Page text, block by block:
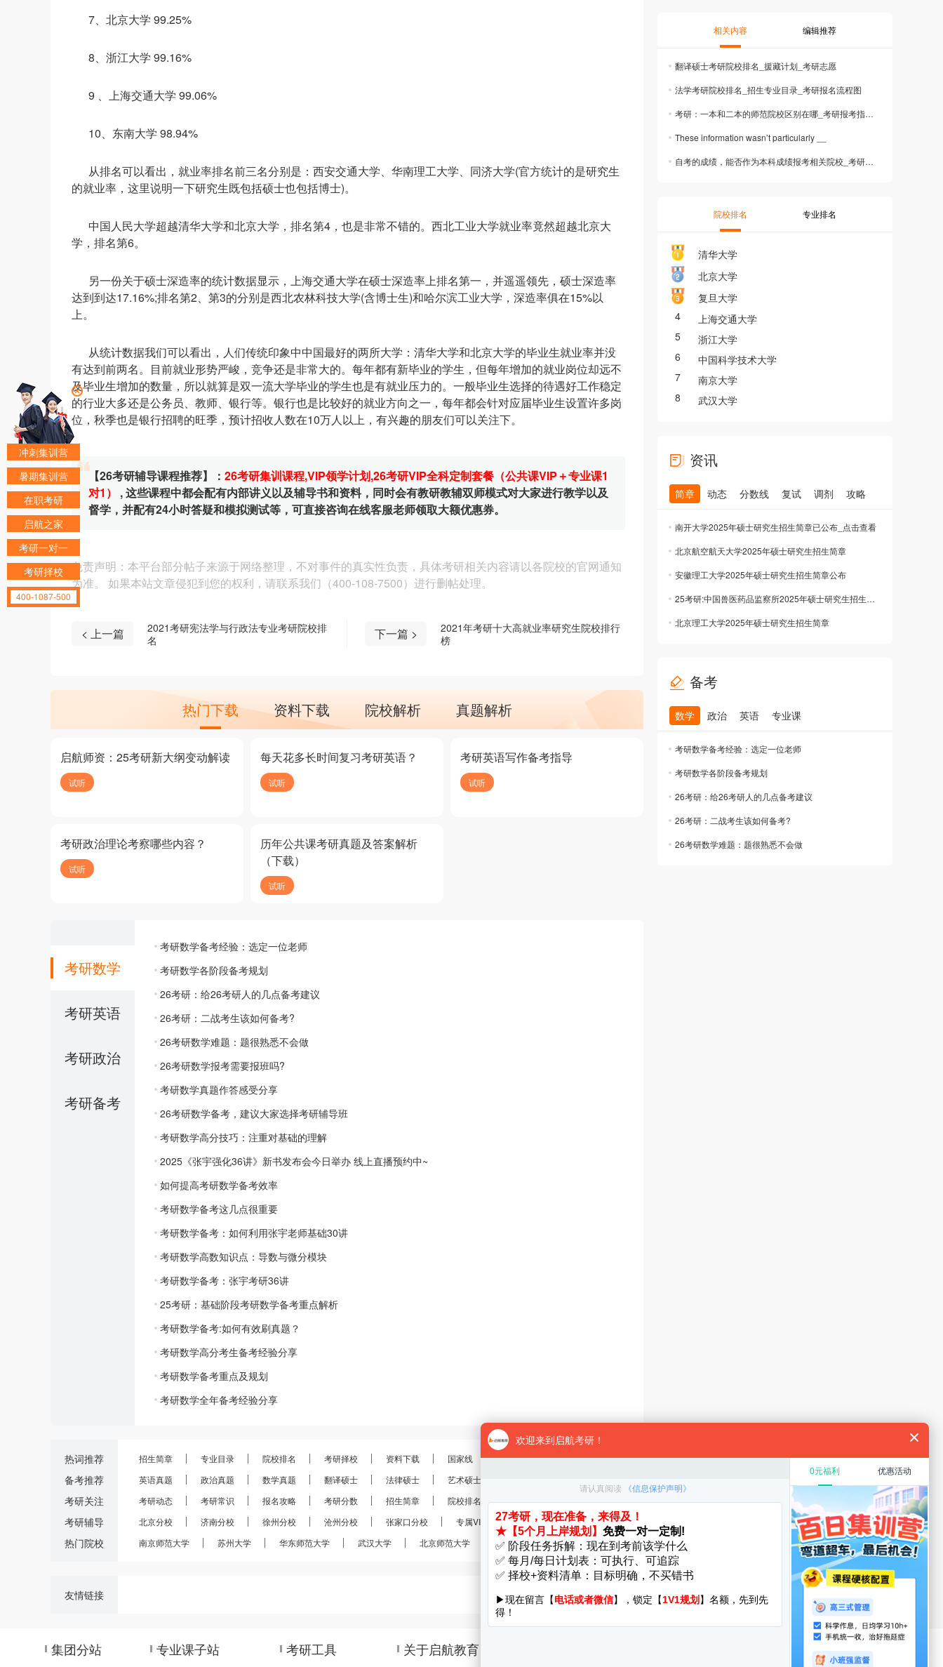
7、北京大学 99.25%
8、浙江大学 99.16%
9 、上海交通大学 99.06%
10、东南大学 98.94%
从排名可以看出，就业率排名前三名分别是：西安交通大学、华南理工大学、同济大学(官方统计的是研究生
的就业率，这里说明一下研究生既包括硕士也包括博士)。
中国人民大学超越清华大学和北京大学，排名第4，也是非常不错的。西北工业大学就业率竟然超越北京大
学，排名第6。
另一份关于硕士深造率的统计数据显示，上海交通大学在硕士深造率上排名第一，并遥遥领先，硕士深造率
达到到达17.16%;排名第2、第3的分别是西北农林科技大学(含博士生)和哈尔滨工业大学，深造率俱在15%以
上。
从统计数据我们可以看出，人们传统印象中中国最好的两所大学：清华大学和北京大学的毕业生就业率并没
有达到前两名。目前就业形势严峻，竞争还是非常大的。每年都有新毕业的学生，但每年增加的就业岗位却远不
及毕业生增加的数量，所以就算是双一流大学毕业的学生也是有就业压力的。一般毕业生选择的待遇好工作稳定
的行业大多还是公务员、教师、银行等。银行也是比较好的就业方向之一，每年都会针对应届毕业生设置许多岗
位，秋季也是银行招聘的旺季，预计招收人数在10万人以上，有兴趣的朋友们可以关注下。
【26考研辅导课程推荐】： 26考研集训课程,VIP领学计划,26考研VIP全科定制套餐（公共课VIP＋专业课1
对1）
, 这些课程中都会配有内部讲义以及辅导书和资料，同时会有教研教辅双师模式对大家进行教学以及
督学，并配有24小时答疑和模拟测试等，可直接咨询在线客服老师领取大额优惠券。
免责声明：本平台部分帖子来源于网络整理，不对事件的真实性负责，具体考研相关内容请以各院校的官网通知
为准。 如果本站文章侵犯到您的权利，请联系我们（400-108-7500）进行删帖处理。
< 上一篇
2021考研宪法学与行政法专业考研院校排
名
下一篇 >
2021年考研十大高就业率研究生院校排行
榜
热门下载 资料下载 院校解析 真题解析
启航师资：25考研新大纲变动解读
试听
每天花多长时间复习考研英语？
试听
考研英语写作备考指导
试听
考研政治理论考察哪些内容？
试听
历年公共课考研真题及答案解析
（下载）
试听
考研数学
考研英语
考研政治
考研备考
考研数学备考经验：选定一位老师
考研数学各阶段备考规划
26考研：给26考研人的几点备考建议
26考研：二战考生该如何备考?
26考研数学难题：题很熟悉不会做
26考研数学报考需要报班吗?
考研数学真题作答感受分享
26考研数学备考，建议大家选择考研辅导班
考研数学高分技巧：注重对基础的理解
2025《张宇强化36讲》新书发布会今日举办 线上直播预约中~
如何提高考研数学备考效率
考研数学备考这几点很重要
考研数学备考：如何利用张宇老师基础30讲
考研数学高数知识点：导数与微分模块
考研数学备考：张宇考研36讲
25考研：基础阶段考研数学备考重点解析
考研数学备考:如何有效刷真题？
考研数学高分考生备考经验分享
考研数学备考重点及规划
考研数学全年备考经验分享
相关内容 编辑推荐
翻译硕士考研院校排名_援藏计划_考研志愿
法学考研院校排名_招生专业目录_考研报名流程图
考研：一本和二本的师范院校区别在哪_考研报考指南_考研政策
These information wasn’t particularly __
自考的成绩，能否作为本科成绩报考相关院校_考研信息_2026考研
院校排名 专业排名
清华大学
北京大学
复旦大学
4
上海交通大学
5
浙江大学
6
中国科学技术大学
7
南京大学
8
武汉大学
资讯
简章 动态 分数线 复试 调剂 攻略
南开大学2025年硕士研究生招生简章已公布_点击查看
北京航空航天大学2025年硕士研究生招生简章
安徽理工大学2025年硕士研究生招生简章公布
25考研:中国兽医药品监察所2025年硕士研究生招生简章公布
北京理工大学2025年硕士研究生招生简章
备考
数学 政治 英语 专业课
考研数学备考经验：选定一位老师
考研数学各阶段备考规划
26考研：给26考研人的几点备考建议
26考研：二战考生该如何备考?
26考研数学难题：题很熟悉不会做
热词推荐
备考推荐
考研关注
考研辅导
热门院校
招生简章 专业目录 院校排名 考研择校 资料下载 国家线 分数线 报录比
考研规划
英语真题
政治真题 数学真题 翻译硕士 法律硕士 艺术硕士
考研动态
考研常识 报名攻略 考研分数 招生简章 院校排名 考研真题 经验分享 考研复试
考研调剂
北京分校
济南分校 徐州分校 沧州分校 张家口分校 专属VIP VIP定制
28考研
南京师范大学
苏州大学 华东师范大学 武汉大学 北京师范大学 南京大学 南开大学 厦门大学 华中科技大学 启航分校
友情链接
集团分站 专业课子站 考研工具 关于启航教育
冲刺集训营
暑期集训营
在职考研
启航之家
考研一对一
考研择校
400-1087-500